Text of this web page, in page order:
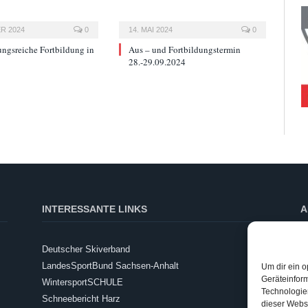
Um dir ein
dieser
2024 0
Fortbildung in
14. MAI 2024 0
Aus – und Fortbildungstermin
28.-29.09.2024
INTERESSANTE LINKS
Deutscher Skiverband
LandesSportBund Sachsen-Anhalt
WintersportSCHULE
Schneebericht Harz